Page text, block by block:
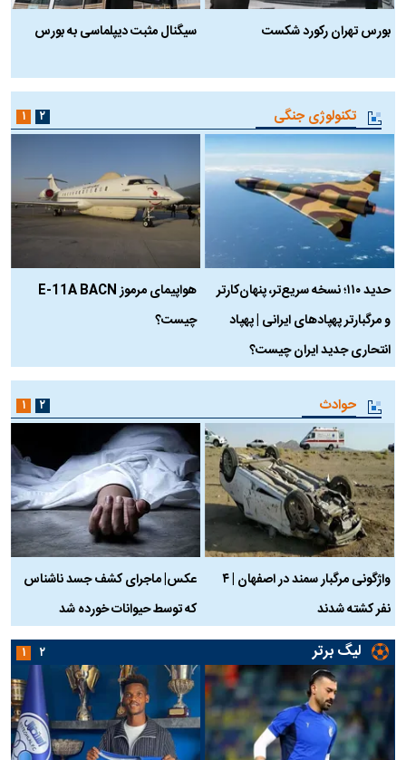
بورس تهران رکورد شکست
سیگنال مثبت دیپلماسی به بورس
تکنولوژی جنگی
حدید ۱۱۰؛ نسخه سریع‌تر، پنهان‌کارتر
و مرگبارتر پهپادهای ایرانی | پهپاد
انتحاری جدید ایران چیست؟
هواپیمای مرموز E-11A BACN
چیست؟
۱ ۲
حوادث
واژگونی مرگبار سمند در اصفهان | ۴
نفر کشته شدند
عکس| ماجرای کشف جسد ناشناس
که توسط حیوانات خورده شد
۱ ۲
لیگ برتر ۱ ۲